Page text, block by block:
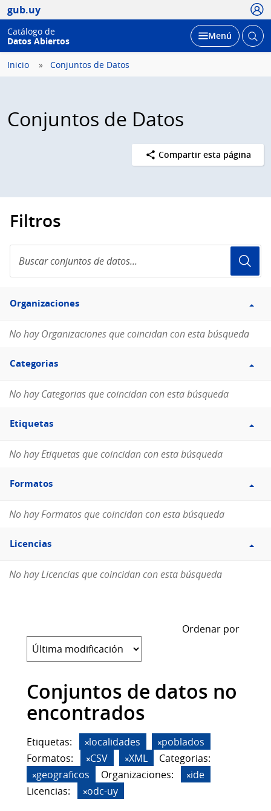
gub.uy
Catálogo de
Datos Abiertos
Desplegar
Menú Abrir
Inicio Conjuntos de Datos
Conjuntos de Datos
Compartir esta página
Filtros
conjuntos
de
Filtro
Organizaciones
Organizaciones
No hay Organizaciones que coincidan con esta búsqueda
Filtro
Categorias
Categorias
No hay Categorias que coincidan con esta búsqueda
Filtro
Etiquetas
Etiquetas
No hay Etiquetas que coincidan con esta búsqueda
Filtro
Formatos
Formatos
No hay Formatos que coincidan con esta búsqueda
Filtro
Licencias
Licencias
No hay Licencias que coincidan con esta búsqueda
Ordenar por
Conjuntos de datos no
encontrados
Etiquetas: localidades
poblados
Formatos:
CSV XML
Categorias:
geograficos
Organizaciones:
ide
Licencias:
odc-uy